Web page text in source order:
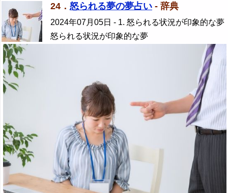
24． 怒られる夢の夢占い - 辞典
2024年07月05日 - 1. 怒られる状況が印象的な夢
怒られる状況が印象的な夢